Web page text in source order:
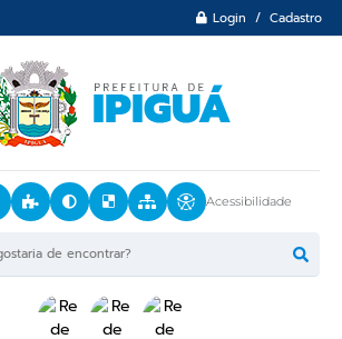
Login / Cadastro
Acessibilidade